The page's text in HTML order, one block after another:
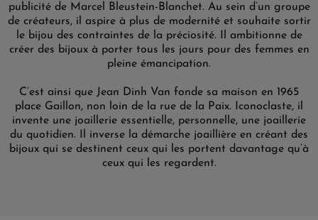
publicité de Marcel Bleustein-Blanchet. Au sein d’un groupe
de créateurs, il aspire à plus de modernité et souhaite sortir
le bijou des contraintes de la préciosité. Il ambitionne de
créer des bijoux à porter tous les jours pour des femmes en
pleine émancipation.
C’est ainsi que Jean Dinh Van fonde sa maison en 1965
place Gaillon, non loin de la rue de la Paix. Iconoclaste, il
invente une joaillerie essentielle, personnelle, une joaillerie
du quotidien. Il inverse la démarche joaillière en créant des
bijoux qui se destinent ceux qui les portent davantage qu’à
ceux qui les regardent.